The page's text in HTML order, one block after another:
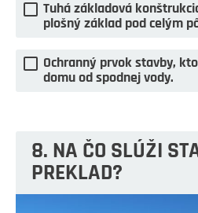
Tuhá základová
plošný základ pod celým
Ochranný prvok stavby,
domu od spodnej vody.
8. NA ČO SLÚŽI
PREKLAD?